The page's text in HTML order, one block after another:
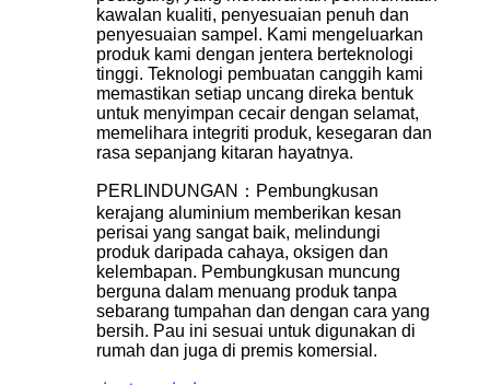
kawalan kualiti, penyesuaian penuh dan
penyesuaian sampel. Kami mengeluarkan
produk kami dengan jentera berteknologi
tinggi. Teknologi pembuatan canggih kami
memastikan setiap uncang direka bentuk
untuk menyimpan cecair dengan selamat,
memelihara integriti produk, kesegaran dan
rasa sepanjang kitaran hayatnya.
PERLINDUNGAN：Pembungkusan
kerajang aluminium memberikan kesan
perisai yang sangat baik, melindungi
produk daripada cahaya, oksigen dan
kelembapan. Pembungkusan muncung
berguna dalam menuang produk tanpa
sebarang tumpahan dan dengan cara yang
bersih. Pau ini sesuai untuk digunakan di
rumah dan juga di premis komersial.